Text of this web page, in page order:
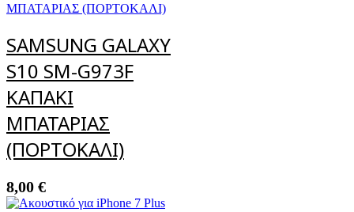
SAMSUNG GALAXY
S10 SM-G973F
ΚΑΠΑΚΙ
ΜΠΑΤΑΡΙΑΣ
(ΠΟΡΤΟΚΑΛΙ)
8,00 €